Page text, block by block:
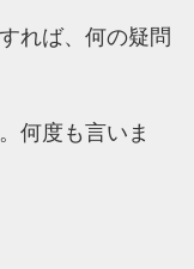
れば、何の疑問
何度も言いま